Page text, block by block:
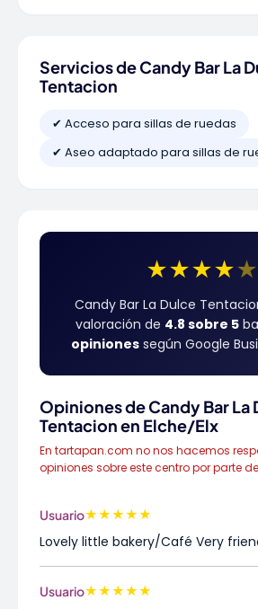
Servicios de Candy Bar La
Tentacion
✔ Acceso para sillas de ruedas
✔ Aseo adaptado para sillas de
★★★★★
Candy Bar La Dulce
valoración de 4.8 sobre 5
opiniones según Google
Opiniones de Candy Bar La
Tentacion en Elche/Elx
En tartapan.com no nos hacemos
opiniones sobre este centro por parte
Usuario★★★★★
Lovely little bakery/Café Very
Usuario★★★★★